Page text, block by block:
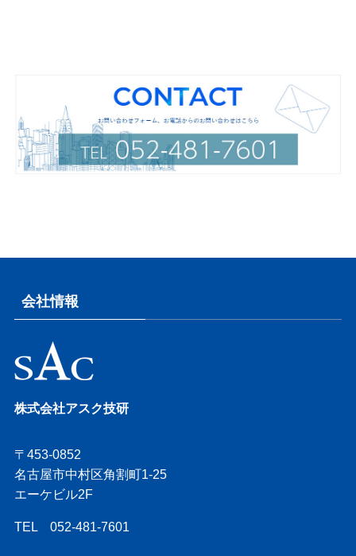
会社情報
株式会社アスク技研
〒453-0852
名古屋市中村区角割町1-25
エーケビル2F
TEL 052-481-7601